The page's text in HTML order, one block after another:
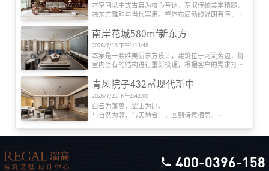
本空间以中式古典为核心基调，萃取传统美学精髓，
融东方雅韵与当代实用。整体布局动线舒朗有序，博
以留白墙面，尽显中式空间的庄重与内敛。
南岸花城580m²新东方
2026/7/13 下午1:13:48
本案是一套唯美新东方设计，建筑位于河流旁边，将
室内原有的结构进行重新梳理，根据客户的需求打造
称，充分的把户外的美景与室内进行了延伸结合。
青风院子432㎡现代新中
2026/7/21 下午2:42:00
白云为籓篱，翠山为屏，
与自然为邻，与天地合一，回到诗意栖居。
400-0396-158